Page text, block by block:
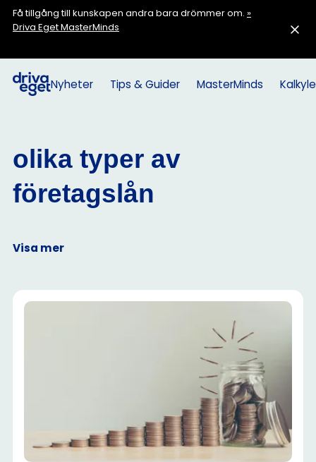
Få tillgång till kunskapen andra bara drömmer om. »
Driva Eget MasterMinds
Nyheter Tips & Guider MasterMinds
olika typer av
företagslån
Visa mer